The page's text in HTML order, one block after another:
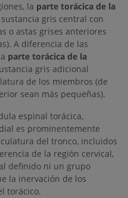
la parte torácica de la
gris central con
o astas grises anteriores
A diferencia de las
parte torácica de la
gris adicional
de los miembros (de
sean más pequeñas).
espinal torácica,
es prominentemente
del tronco, incluidos
de la región cervical,
definido ni un grupo
la inervación de los
torácico.